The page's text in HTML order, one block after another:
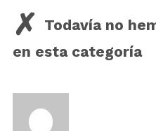
Todavía no
en esta categoría